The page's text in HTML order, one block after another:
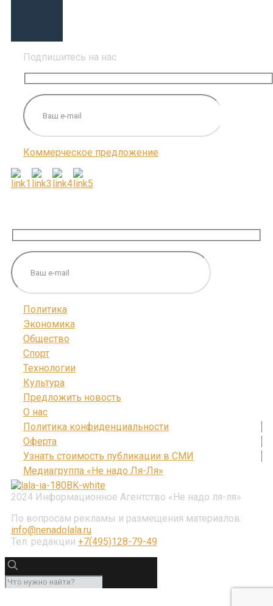
Подпишитесь на нас
Коммерческое предложение
Политика
Экономика
Общество
Спорт
Технологии
Культура
Предложить новость
О нас
2024 Информационное Агентство «Не надо ля-ля»
По вопросам рекламы и размещения материалов:
info@nenadolala.ru
Тел. редакции +7(495)128-79-49
Политика конфиденциальности
Оферта
Узнать стоимость публикации в СМИ
Медиагруппа «Не надо Ля-Ля»